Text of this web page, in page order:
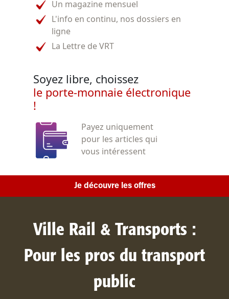
Un magazine mensuel
L'info en continu, nos dossiers en
ligne
La Lettre de VRT
Soyez libre, choissez
le porte-monnaie électronique
!
Payez uniquement
pour les articles qui
vous intéressent
Je découvre les offres
Ville Rail & Transports :
Pour les pros du transport
public